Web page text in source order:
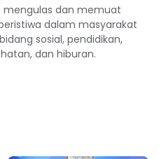
mengulas dan memuat
dalam masyarakat
sosial, pendidikan,
dan hiburan.